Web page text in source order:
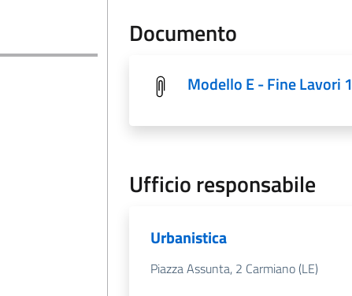
Documento
Modello E - Fine Lavori 1
Ufficio responsabile
Urbanistica
Piazza Assunta, 2 Carmiano (LE)